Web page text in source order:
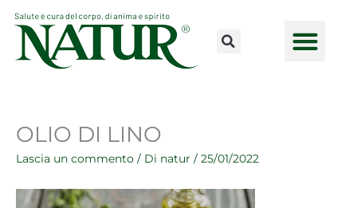
contenuto
OLIO DI LINO
Lascia un commento / Di natur / 25/01/2022